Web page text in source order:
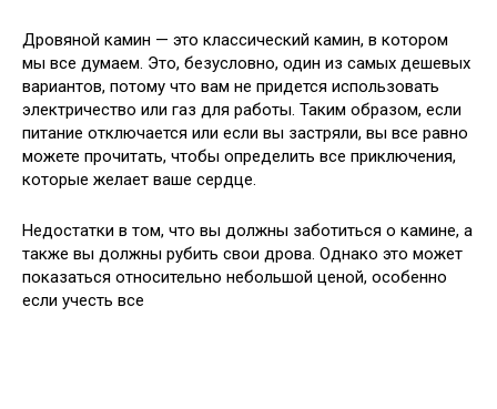
Дровяной камин — это классический камин, в котором
мы все думаем. Это, безусловно, один из самых дешевых
вариантов, потому что вам не придется использовать
электричество или газ для работы. Таким образом, если
питание отключается или если вы застряли, вы все равно
можете прочитать, чтобы определить все приключения,
которые желает ваше сердце.
Недостатки в том, что вы должны заботиться о камине, а
также вы должны рубить свои дрова. Однако это может
показаться относительно небольшой ценой, особенно
если учесть все